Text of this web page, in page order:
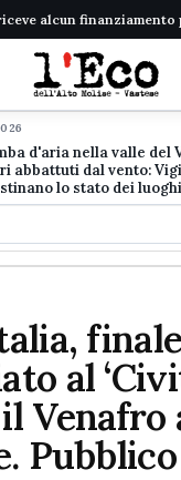
alcun finanziamento
d'aria nella valle del
abbattuti dal vento:
lo stato dei luoghi
finale
al
Venafro